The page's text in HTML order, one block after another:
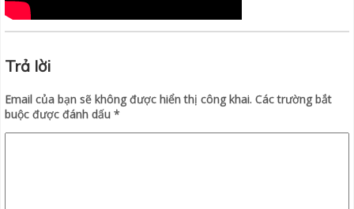
Trả lời
Email của bạn sẽ không được hiển thị công khai. Các trường bắt
buộc được đánh dấu *